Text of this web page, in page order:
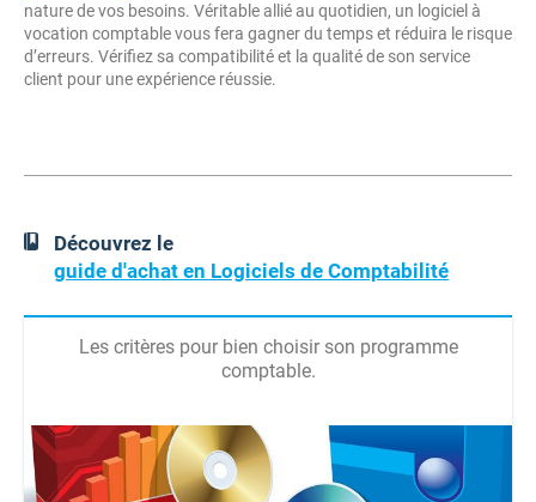
nature de vos besoins. Véritable allié au quotidien, un logiciel à
vocation comptable vous fera gagner du temps et réduira le risque
d’erreurs. Vérifiez sa compatibilité et la qualité de son service
client pour une expérience réussie.
Découvrez le
guide d'achat en Logiciels de Comptabilité
Les critères pour bien choisir son programme
comptable.